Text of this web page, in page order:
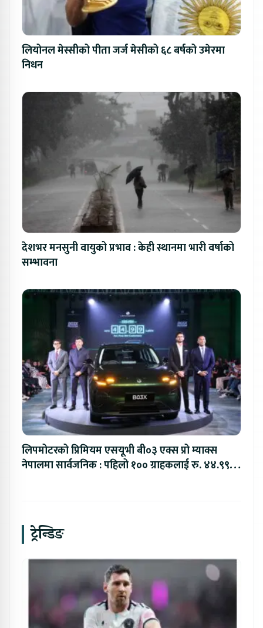
लियोनल मेस्सीको पीता जर्ज मेसीको ६८ बर्षको उमेरमा
निधन
देशभर मनसुनी वायुको प्रभाव : केही स्थानमा भारी वर्षाको
सम्भावना
लिपमोटरको प्रिमियम एसयूभी बी०३ एक्स प्रो म्याक्स
नेपालमा सार्वजनिक : पहिलो १०० ग्राहकलाई रु. ४४.९९
ट्रेन्डिङ